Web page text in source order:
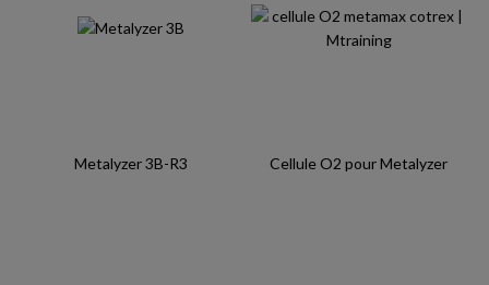
Metalyzer 3B-R3 Cellule O2 pour Metalyzer